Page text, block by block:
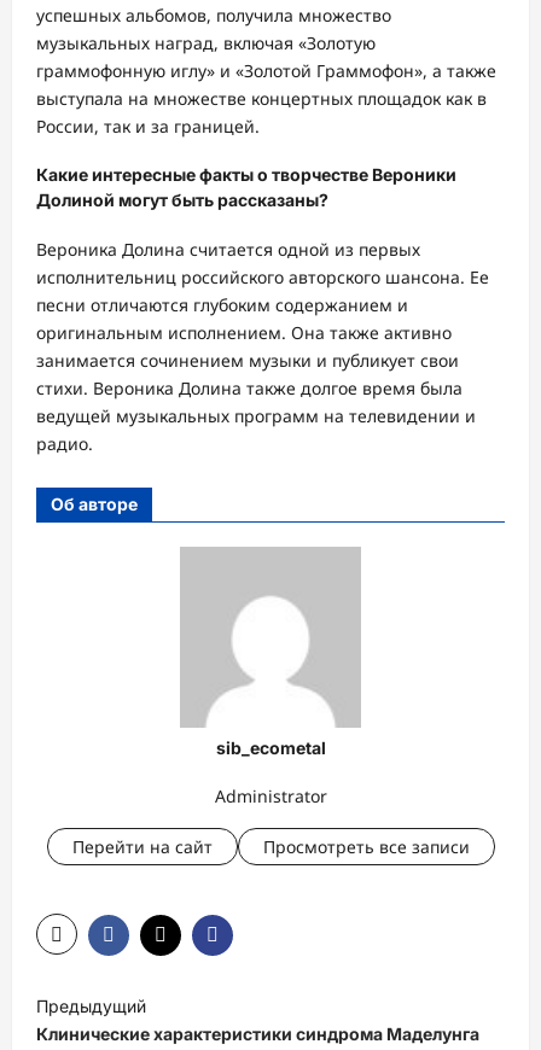
успешных альбомов, получила множество
музыкальных наград, включая «Золотую
граммофонную иглу» и «Золотой Граммофон», а также
выступала на множестве концертных площадок как в
России, так и за границей.
Какие интересные факты о творчестве Вероники
Долиной могут быть рассказаны?
Вероника Долина считается одной из первых
исполнительниц российского авторского шансона. Ее
песни отличаются глубоким содержанием и
оригинальным исполнением. Она также активно
занимается сочинением музыки и публикует свои
стихи. Вероника Долина также долгое время была
ведущей музыкальных программ на телевидении и
радио.
Об авторе
sib_ecometal
Administrator
Перейти на сайт Просмотреть все записи
Н
а
Предыдущий
Клинические характеристики синдрома Маделунга